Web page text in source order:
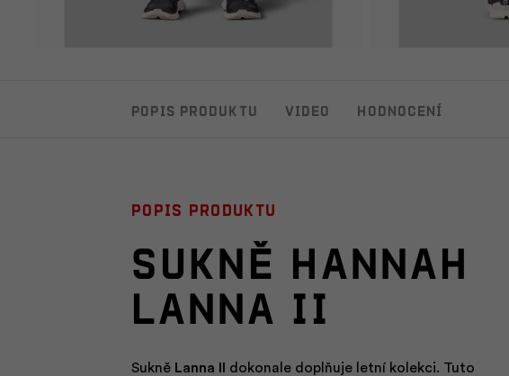
Popis produktu Video Hodnocení
Popis produktu
Sukně HANNAH
LANNA II
Sukně Lanna II dokonale doplňuje letní kolekci. Tuto